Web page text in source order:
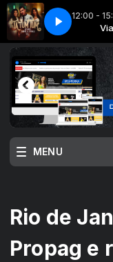
12:00 -
040 -
Ipsen HITS
MENU
Rio de
Propag e